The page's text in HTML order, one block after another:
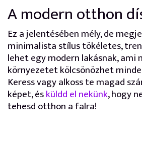
A modern otthon
Ez a jelentésében mély, de
minimalista stílus tökéletes,
lehet egy modern lakásnak, ami
környezetet kölcsönözhet
Keress vagy alkoss te magad
képet, ésküldd el nekünk, hogy
tehesd otthon a falra!